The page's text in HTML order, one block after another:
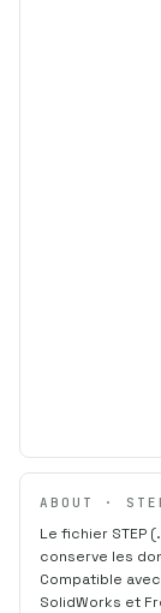
ABOUT ·
Le fichier STEP
conserve les
Compatible
SolidWorks et